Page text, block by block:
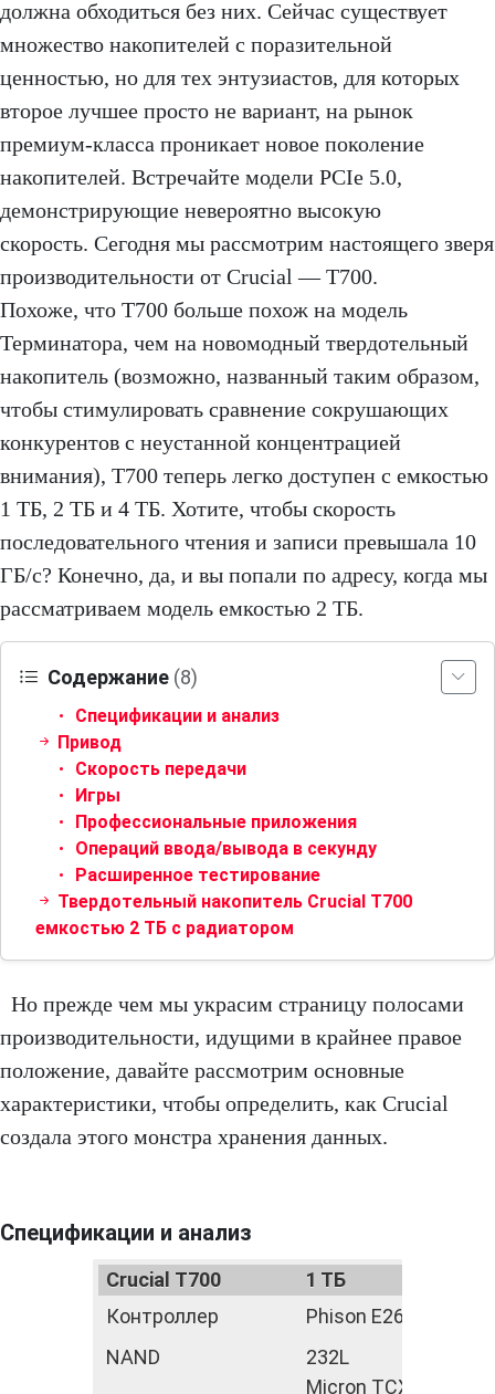
должна обходиться без них. Сейчас существует
множество накопителей с поразительной
ценностью, но для тех энтузиастов, для которых
второе лучшее просто не вариант, на рынок
премиум-класса проникает новое поколение
накопителей. Встречайте модели PCIe 5.0,
демонстрирующие невероятно высокую
скорость. Сегодня мы рассмотрим настоящего зверя
производительности от Crucial — T700.
Похоже, что T700 больше похож на модель
Терминатора, чем на новомодный твердотельный
накопитель (возможно, названный таким образом,
чтобы стимулировать сравнение сокрушающих
конкурентов с неустанной концентрацией
внимания), T700 теперь легко доступен с емкостью
1 ТБ, 2 ТБ и 4 ТБ. Хотите, чтобы скорость
последовательного чтения и записи превышала 10
ГБ/с? Конечно, да, и вы попали по адресу, когда мы
рассматриваем модель емкостью 2 ТБ.
Содержание (8)
Спецификации и анализ
Привод
Скорость передачи
Игры
Профессиональные приложения
Операций ввода/вывода в секунду
Расширенное тестирование
Твердотельный накопитель Crucial T700
емкостью 2 ТБ с радиатором
Но прежде чем мы украсим страницу полосами
производительности, идущими в крайнее правое
положение, давайте рассмотрим основные
характеристики, чтобы определить, как Crucial
создала этого монстра хранения данных.
Спецификации и анализ
Crucial Т700 1 ТБ
Контроллер
Phison Е26
NAND
232L
Micron ТСХ